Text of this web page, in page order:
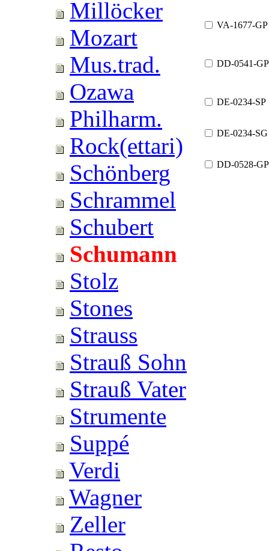
Millöcker
Mozart
Mus.trad.
Ozawa
Philharm.
Rock(ettari)
Schönberg
Schrammel
Schubert
Schumann
Stolz
Stones
Strauss
Strauß Sohn
Strauß Vater
Strumente
Suppé
Verdi
Wagner
Zeller
VA-1677-GP
DD-0541-GP
DE-0234-SP
DE-0234-SG
DD-0528-GP